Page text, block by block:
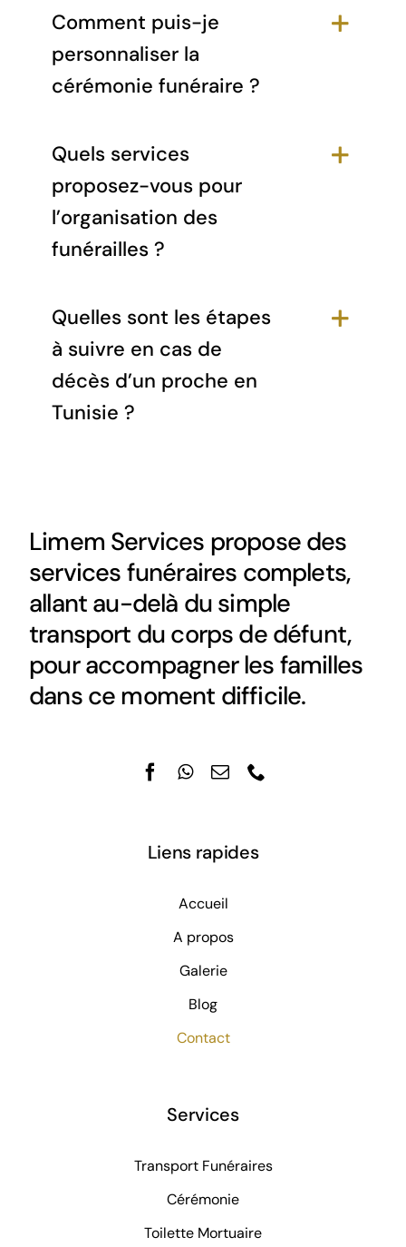
Comment puis-je
personnaliser la
cérémonie funéraire ?
Quels services
proposez-vous pour
l’organisation des
funérailles ?
Quelles sont les étapes
à suivre en cas de
décès d’un proche en
Tunisie ?
Limem Services propose des
services funéraires complets,
allant au-delà du simple
transport du corps de défunt,
pour accompagner les familles
dans ce moment difficile.
Liens rapides
Accueil
A propos
Galerie
Blog
Contact
Services
Transport Funéraires
Cérémonie
Toilette Mortuaire